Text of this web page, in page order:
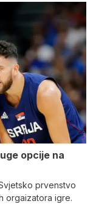
opcije na
prvenstvo
orgaizatora igre.